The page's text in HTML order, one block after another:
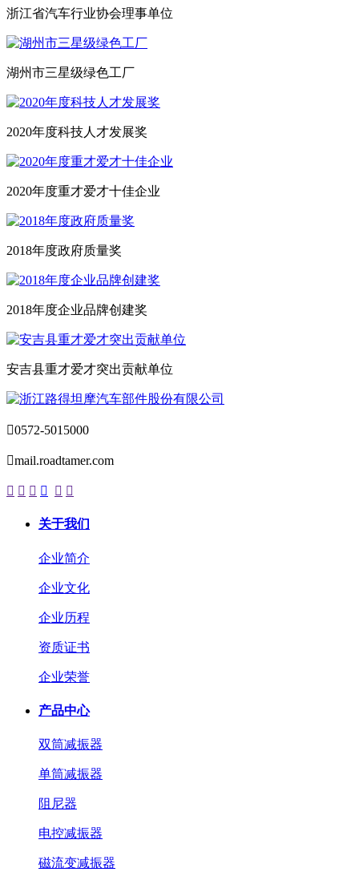
浙江省汽车行业协会理事单位
湖州市三星级绿色工厂
2020年度科技人才发展奖
2020年度重才爱才十佳企业
2018年度政府质量奖
2018年度企业品牌创建奖
安吉县重才爱才突出贡献单位
0572-5015000
mail.roadtamer.com
     
关于我们
企业简介
企业文化
企业历程
资质证书
企业荣誉
产品中心
双筒减振器
单筒减振器
阻尼器
电控减振器
磁流变减振器